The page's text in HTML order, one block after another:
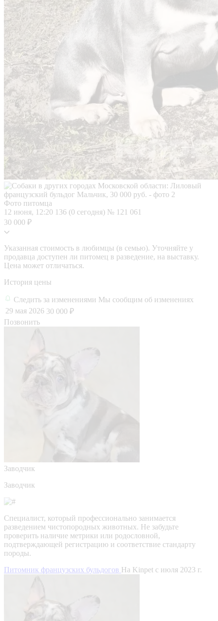
Фото питомца
12 июня, 12:20 136 (0 сегодня) № 121 061
30 000 ₽
Указанная стоимость в любимцы (в семью). Уточняйте у
продавца доступен ли питомец в разведение, на выставку.
Цена может отличаться.
История цены
Следить за изменениями Мы сообщим об изменениях
29 мая 2026 30 000 ₽
Позвонить
Заводчик
Заводчик
Специалист, который профессионально занимается
разведением чистопородных животных. Не забудьте
проверить наличие метрики или родословной,
подтверждающей регистрацию и соответствие стандарту
породы.
Питомник французских бульдогов На Kinpet c июля 2023 г.